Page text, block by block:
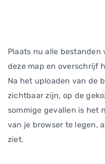
Plaats nu alle bestanden
deze map en overschrijf
Na het uploaden van de
zichtbaar zijn, op de
sommige gevallen is het
van je browser te legen,
ziet.